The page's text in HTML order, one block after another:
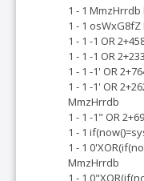
1 - 1
1 - 1
1 - 1 -1 OR
1 - 1 -1 OR
1 - 1 -1' OR
1 - 1 -1' OR
MmzHrrdb
1 - 1 -1" OR
1 - 1
1 - 1
MmzHrrdb
1 - 1